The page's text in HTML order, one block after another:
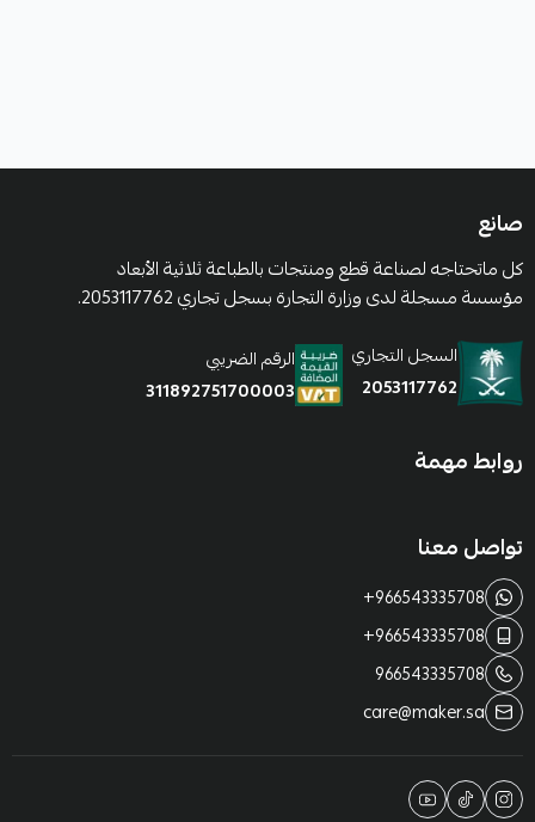
صانع
كل ماتحتاجه لصناعة قطع ومنتجات بالطباعة ثلاثية الأبعاد
مؤسسة مسجلة لدى وزارة التجارة بسجل تجاري 2053117762.
السجل التجاري
2053117762
الرقم الضريبي
311892751700003
روابط مهمة
تواصل معنا
+966543335708
+966543335708
966543335708
care@maker.sa